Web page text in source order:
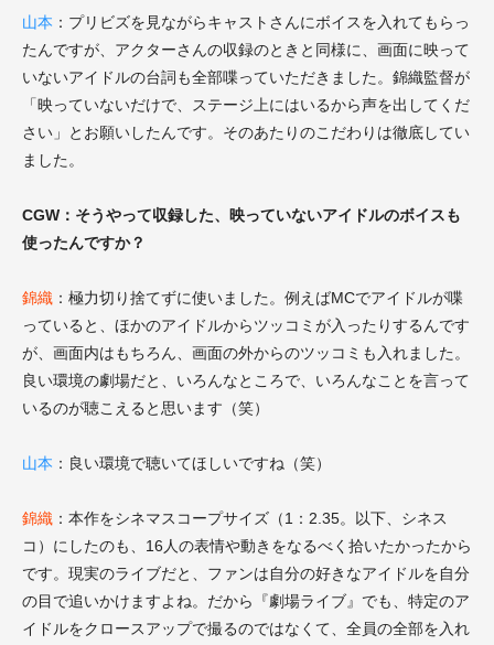
山本 ：プリビズを見ながらキャストさんにボイスを入れてもらっ
たんですが、アクターさんの収録のときと同様に、画面に映って
いないアイドルの台詞も全部喋っていただきました。錦織監督が
「映っていないだけで、ステージ上にはいるから声を出してくだ
さい」とお願いしたんです。そのあたりのこだわりは徹底してい
ました。
CGW：そうやって収録した、映っていないアイドルのボイスも
使ったんですか？
錦織 ：極力切り捨てずに使いました。例えばMCでアイドルが喋
っていると、ほかのアイドルからツッコミが入ったりするんです
が、画面内はもちろん、画面の外からのツッコミも入れました。
良い環境の劇場だと、いろんなところで、いろんなことを言って
いるのが聴こえると思います（笑）
山本 ：良い環境で聴いてほしいですね（笑）
錦織 ：本作をシネマスコープサイズ（1：2.35。以下、シネス
コ）にしたのも、16人の表情や動きをなるべく拾いたかったから
です。現実のライブだと、ファンは自分の好きなアイドルを自分
の目で追いかけますよね。だから『劇場ライブ』でも、特定のア
イドルをクロースアップで撮るのではなくて、全員の全部を入れ